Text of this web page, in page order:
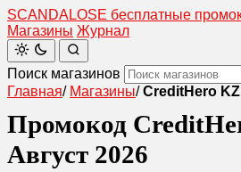
SCANDALOSE бесплатные
Магазины Журнал
Поиск магазинов
Главная/ Магазины/ CreditHero KZ
Промокод
Август 2026